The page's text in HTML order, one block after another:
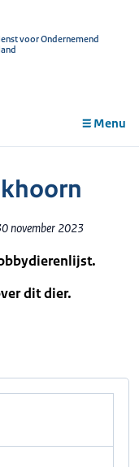
voor Ondernemend
Menu
november 2023
dit dier.